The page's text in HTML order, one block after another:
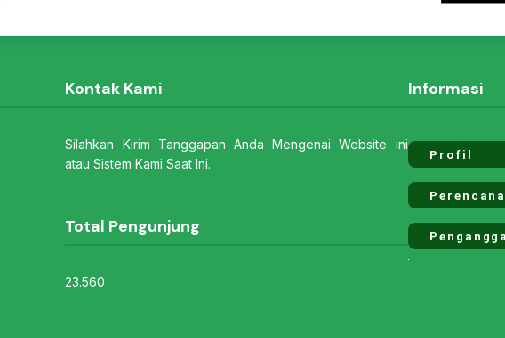
Kontak Kami
Silahkan Kirim Tanggapan Anda Mengenai Website ini
atau Sistem Kami Saat Ini.
Total Pengunjung
23.560
Informasi
Profil